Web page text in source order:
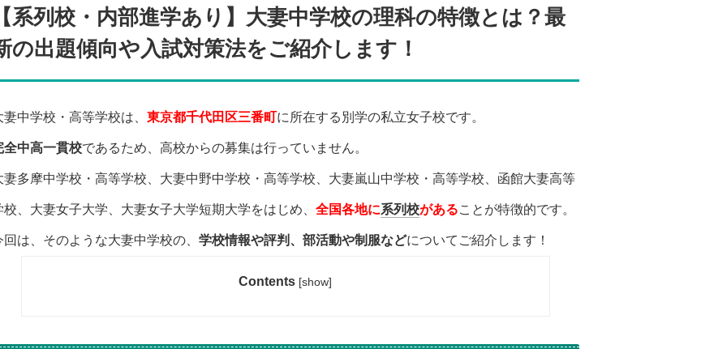
系列校・内部進学あり】大妻中学校の理科の特徴とは？最
の出題傾向や入試対策法をご紹介します！
妻中学校・高等学校は、 東京都千代田区三番町に所在する別学の私立女子校です。
全中高一貫校であるため、高校からの募集は行っていません。
妻多摩中学校・高等学校、大妻中野中学校・高等学校、大妻嵐山中学校・高等学校、函館大妻高等
校、大妻女子大学、大妻女子大学短期大学をはじめ、 全国各地に系列校があることが特徴的です。
回は、そのような大妻中学校の、 学校情報や評判、部活動や制服などについてご紹介します！
Contents [show]